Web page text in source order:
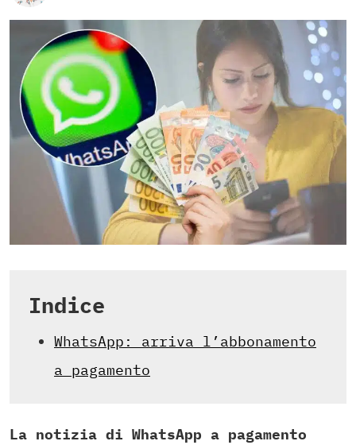
Indice
WhatsApp: arriva l’abbonamento
a pagamento
La notizia di WhatsApp a pagamento